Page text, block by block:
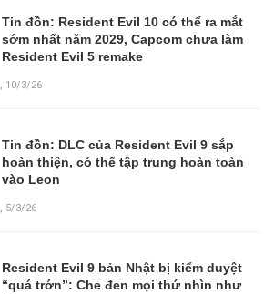
Tin đồn: Resident Evil 10 có thể ra mắt
sớm nhất năm 2029, Capcom chưa làm
Resident Evil 5 remake
, 10/3/26
Tin đồn: DLC của Resident Evil 9 sắp
hoàn thiện, có thể tập trung hoàn toàn
vào Leon
, 5/3/26
Resident Evil 9 bản Nhật bị kiểm duyệt
“quá trớn”: Che đen mọi thứ nhìn như